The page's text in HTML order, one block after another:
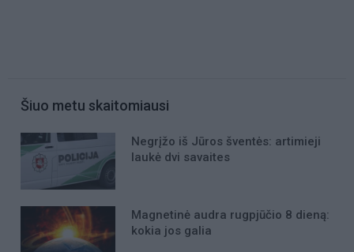
Šiuo metu skaitomiausi
Negrįžo iš Jūros šventės: artimieji
laukė dvi savaites
Magnetinė audra rugpjūčio 8 dieną:
kokia jos galia